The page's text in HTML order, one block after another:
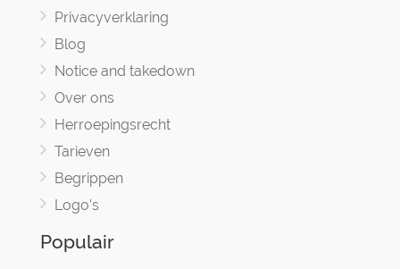
Privacyverklaring
Blog
Notice and takedown
Over ons
Herroepingsrecht
Tarieven
Begrippen
Logo's
Populair